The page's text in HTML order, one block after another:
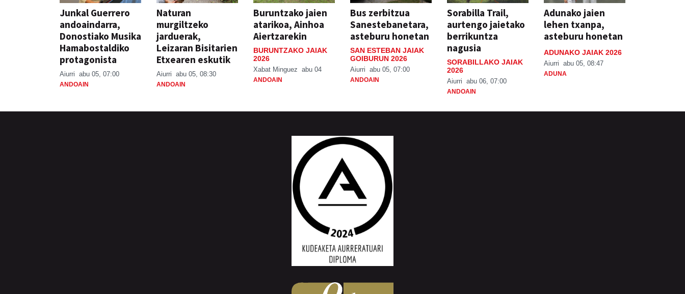
Junkal Guerrero
andoaindarra,
Donostiako Musika
Hamabostaldiko
protagonista
Aiurri abu 05, 07:00
ANDOAIN
Naturan
murgiltzeko
jarduerak,
Leizaran Bisitarien
Etxearen eskutik
Aiurri abu 05, 08:30
ANDOAIN
Buruntzako jaien
atarikoa, Ainhoa
Aiertzarekin
BURUNTZAKO JAIAK
2026
Xabat Minguez abu 04
ANDOAIN
Bus zerbitzua
Sanestebanetara,
asteburu honetan
SAN ESTEBAN JAIAK
GOIBURUN 2026
Aiurri abu 05, 07:00
ANDOAIN
Sorabilla Trail,
aurtengo jaietako
berrikuntza
nagusia
SORABILLAKO JAIAK
2026
Aiurri abu 06, 07:00
ANDOAIN
Adunako jaien
lehen txanpa,
asteburu honetan
ADUNAKO JAIAK 2026
Aiurri abu 05, 08:47
ADUNA